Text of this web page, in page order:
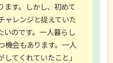
ます。しかし、初めて
ャレンジと捉えていた
いのです。一人暮らし
機会もあります。一人
てくれていたこと」